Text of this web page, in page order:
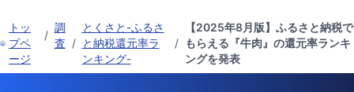
トッ
プペ
ージ
/
調
査 /
とくさと-ふるさ
と納税還元率ラ
ンキング-
/
【2025年8月版】ふるさと納税で
もらえる『牛肉』の還元率ランキ
ングを発表